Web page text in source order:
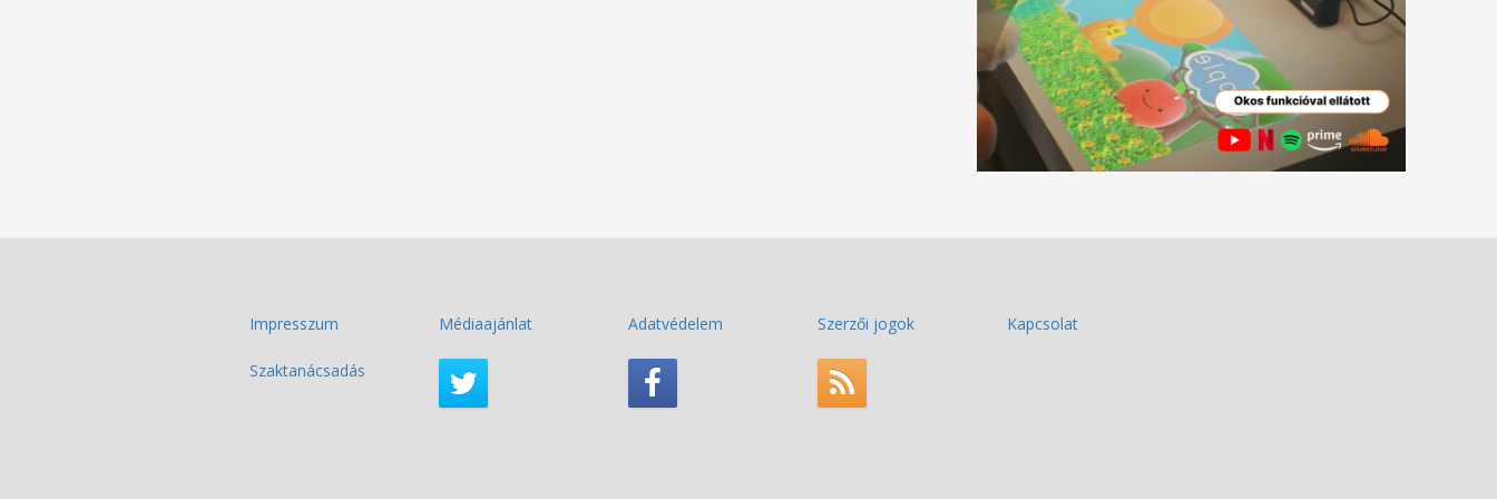
Impresszum Médiaajánlat Adatvédelem Szerzői jogok Kapcsolat
Szaktanácsadás